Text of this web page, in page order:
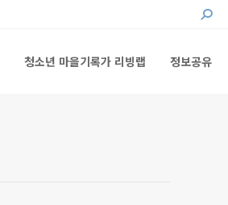
청소년 마을기록가 리빙랩 정보공유
정보공유